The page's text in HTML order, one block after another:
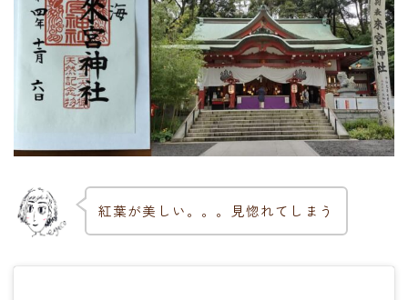
紅葉が美しい。。。見惚れてしまう